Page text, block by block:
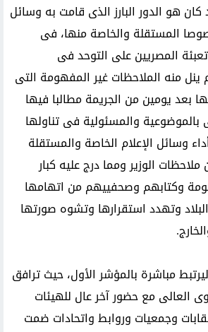
كان هو الدور البارز الذى قامت به وسائل
المستقلة والخاصة منها، فى
المصريين على التوحد فى
منه الملاحظات غير المفهومة التى
بعد يومين من الجريمة مطالبا فيها
بالموضوعية والمسئولية فى تناولها
وسائل الإعلام الخاصة والمستقلة
الوزير ومما درج عليه كبار
وكتابهم وصحفييهم من اتهامها
وتهدد استقرارها وتشوه صورتها
مباشرة بالمؤشر الأول، حيث ترافق
العالى مع حضور آخر عال للهيئات
وجمعيات وروابط واتحادات ضمت